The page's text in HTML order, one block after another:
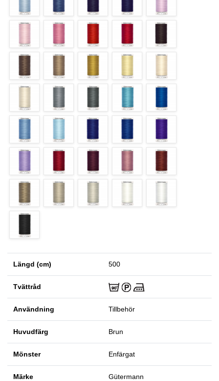
Längd (cm) 500
Tvättråd
Användning Tillbehör
Huvudfärg Brun
Mönster Enfärgat
Märke Gütermann